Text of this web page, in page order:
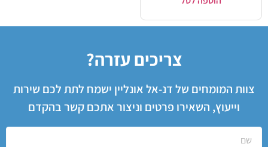
צריכים עזרה?
צוות המומחים של דנ-אל אונליין ישמח לתת לכם שירות
וייעוץ, השאירו פרטים וניצור אתכם קשר בהקדם